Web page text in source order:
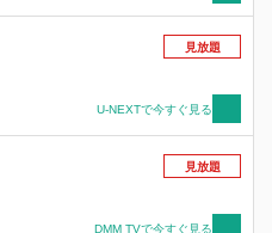
独だった行商人と、孤独だっ
せた馬車が、今、騒がしく走り始
見放題
U-NEXTで今すぐ見る
見放題
DMM TVで今すぐ見る